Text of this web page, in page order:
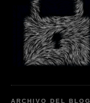
ARCHIVO DEL BLOG